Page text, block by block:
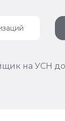
на УСН